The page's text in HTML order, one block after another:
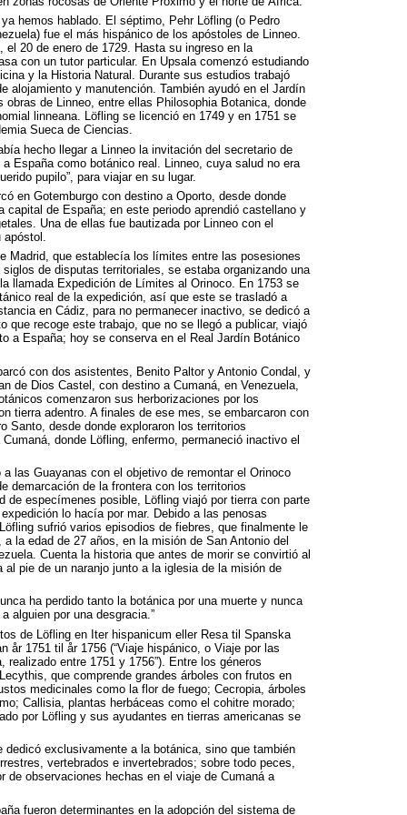
hemos hablado. El séptimo, Pehr Löfling (o Pedro
fue el más hispánico de los apóstoles de Linneo.
20 de enero de 1729. Hasta su ingreso en la
con un tutor particular. En Upsala comenzó estudiando
y la Historia Natural. Durante sus estudios trabajó
alojamiento y manutención. También ayudó en el Jardín
de Linneo, entre ellas Philosophia Botanica, donde
linneana. Löfling se licenció en 1749 y en 1751 se
Sueca de Ciencias.
hecho llegar a Linneo la invitación del secretario de
España como botánico real. Linneo, cuya salud no era
pupilo”, para viajar en su lugar.
en Gotemburgo con destino a Oporto, desde donde
de España; en este periodo aprendió castellano y
Una de ellas fue bautizada por Linneo con el
Madrid, que establecía los límites entre las posesiones
de disputas territoriales, se estaba organizando una
llamada Expedición de Límites al Orinoco. En 1753 se
real de la expedición, así que este se trasladó a
en Cádiz, para no permanecer inactivo, se dedicó a
que recoge este trabajo, que no se llegó a publicar, viajó
a España; hoy se conserva en el Real Jardín Botánico
con dos asistentes, Benito Paltor y Antonio Condal, y
de Dios Castel, con destino a Cumaná, en Venezuela,
comenzaron sus herborizaciones por los
tierra adentro. A finales de ese mes, se embarcaron con
Santo, desde donde exploraron los territorios
donde Löfling, enfermo, permaneció inactivo el
las Guayanas con el objetivo de remontar el Orinoco
demarcación de la frontera con los territorios
de especímenes posible, Löfling viajó por tierra con parte
lo hacía por mar. Debido a las penosas
sufrió varios episodios de fiebres, que finalmente le
la edad de 27 años, en la misión de San Antonio del
Cuenta la historia que antes de morir se convirtió al
pie de un naranjo junto a la iglesia de la misión de
ha perdido tanto la botánica por una muerte y nunca
alguien por una desgracia.”
de Löfling en Iter hispanicum eller Resa til Spanska
år 1751 til år 1756 (“Viaje hispánico, o Viaje por las
entre 1751 y 1756”). Entre los géneros
que comprende grandes árboles con frutos en
medicinales como la flor de fuego; Cecropia, árboles
Callisia, plantas herbáceas como el cohitre morado;
por Löfling y sus ayudantes en tierras americanas se
exclusivamente a la botánica, sino que también
vertebrados e invertebrados; sobre todo peces,
de observaciones hechas en el viaje de Cumaná a
fueron determinantes en la adopción del sistema de